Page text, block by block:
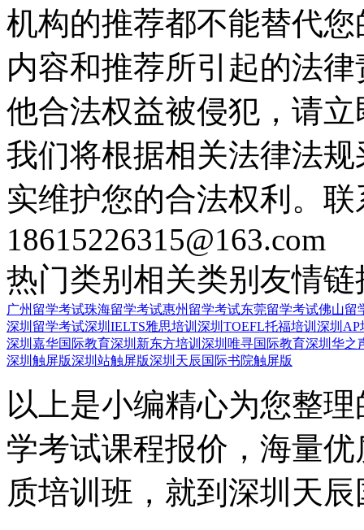
机构的推荐都不能替代
内容和推荐所引起的法
他合法权益被侵犯，请
我们将根据相关法律法
实维护您的合法权利。
18615226315@163.com
热门类别 相关类别 友情链
广州留学考试珠海留学考试惠州留学考试东莞留学考试佛山留
深圳留学考试深圳IELTS雅思培训 深圳TOEFL托福培训 深圳AP
深圳嘉华国际教育深圳新东方培训 深圳唯寻国际教育深圳华之
深圳触屏版深圳站触屏版深圳天辰国际书院触屏版
以上是小编精心为您整
学考试课程报价，海量
质培训班，就到深圳天